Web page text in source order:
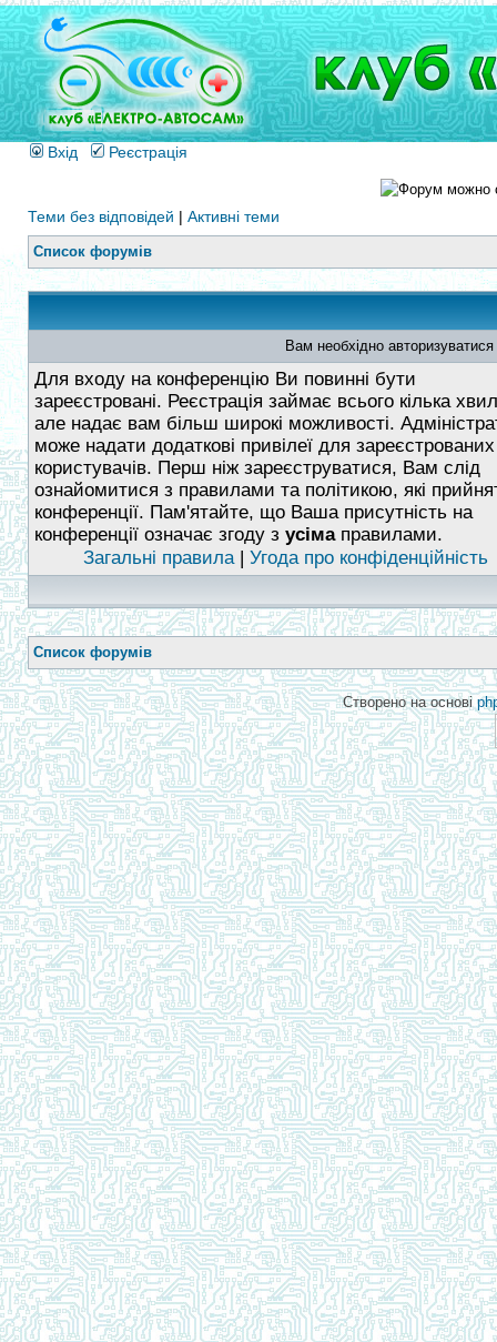
Вхід Реєстрація
Теми без відповідей | Активні теми
Список форумів
Вам необхідно
Для входу на конференцію Ви повинні бути
зареєстровані. Реєстрація займає всього кілька
але надає вам більш широкі можливості.
може надати додаткові привілеї для зареєстрованих
користувачів. Перш ніж зареєструватися, Вам слід
ознайомитися з правилами та політикою, які
конференції. Пам'ятайте, що Ваша присутність на
конференції означає згоду з усімаправилами.
Загальні правила| Угода про конфіденційність
Список форумів
Створено на основі